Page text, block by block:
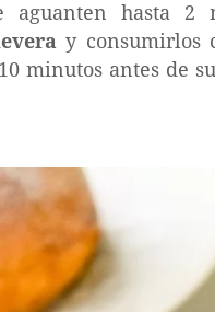
aguanten hasta 2
y consumirlos
minutos antes de